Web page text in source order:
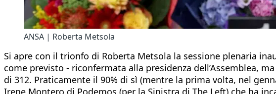
ANSA | Roberta Metsola
Si apre con il trionfo di Roberta Metsola la sessione plenaria
come previsto - riconfermata alla presidenza dell’Assemblea,
di 312. Praticamente il 90% di sì (mentre la prima volta, nel
Irene Montero di Podemos (per la Sinistra di The Left) che ha